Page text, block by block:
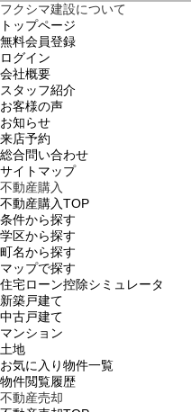
フクシマ建設について
トップページ
無料会員登録
ログイン
会社概要
スタッフ紹介
お客様の声
お知らせ
来店予約
総合問い合わせ
サイトマップ
不動産購入
不動産購入TOP
条件から探す
学区から探す
町名から探す
マップで探す
住宅ローン控除シミュレータ
新築戸建て
中古戸建て
マンション
土地
お気に入り物件一覧
物件閲覧履歴
不動産売却